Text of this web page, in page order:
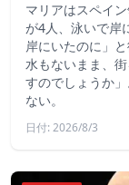
マリアはスペイ
が4人、泳いで岸
岸にいたのに」
水もないまま、
すのでしょうか
ない。
日付: 2026/8/3